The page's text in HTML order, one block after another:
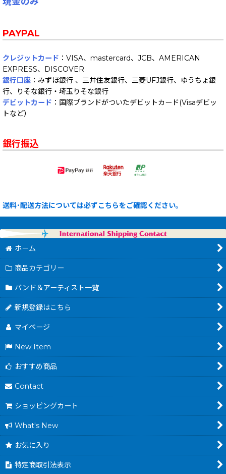
PAYPAL
クレジットカード ：VISA、mastercard、JCB、AMERICAN
EXPRESS、DISCOVER
銀行口座 ：みずほ銀行 、三井住友銀行、三菱UFJ銀行、ゆうちょ銀
行、りそな銀行・埼玉りそな銀行
デビットカード ：国際ブランドがついたデビットカード(Visaデビッ
トなど）
銀行振込
送料･配送方法については必ずこちらをご確認ください。
ホーム
商品カテゴリー
バンド＆アーティスト一覧
新規登録はこちら
マイページ
New Item
おすすめ商品
Contact
ショッピングカート
What's New
お気に入り
特定商取引法表示